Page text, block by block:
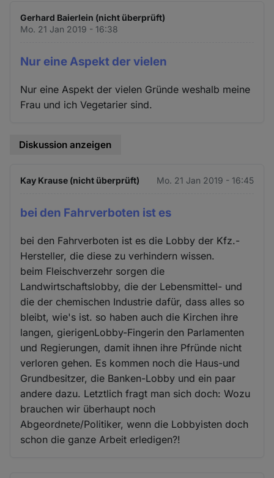
Gerhard Baierlein (nicht überprüft)
Mo. 21 Jan 2019 - 16:38
Nur eine Aspekt der vielen
Nur eine Aspekt der vielen Gründe weshalb meine
Frau und ich Vegetarier sind.
Diskussion anzeigen
Kay Krause (nicht überprüft) Mo. 21 Jan 2019 - 16:45
bei den Fahrverboten ist es
bei den Fahrverboten ist es die Lobby der Kfz.-
Hersteller, die diese zu verhindern wissen.
beim Fleischverzehr sorgen die
Landwirtschaftslobby, die der Lebensmittel- und
die der chemischen Industrie dafür, dass alles so
bleibt, wie's ist. so haben auch die Kirchen ihre
langen, gierigenLobby-Fingerin den Parlamenten
und Regierungen, damit ihnen ihre Pfründe nicht
verloren gehen. Es kommen noch die Haus-und
Grundbesitzer, die Banken-Lobby und ein paar
andere dazu. Letztlich fragt man sich doch: Wozu
brauchen wir überhaupt noch
Abgeordnete/Politiker, wenn die Lobbyisten doch
schon die ganze Arbeit erledigen?!